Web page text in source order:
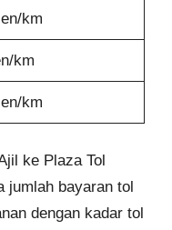
km
km
km
ke Plaza Tol
jumlah bayaran tol
dengan kadar tol